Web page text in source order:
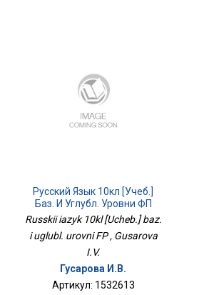
Русский Язык 10кл [Учеб.]
Баз. И Углубл. Уровни ФП
Russkii iazyk 10kl [Ucheb.] baz.
i uglubl. urovni FP , Gusarova
I.V.
Гусарова И.В.
Артикул: 1532613